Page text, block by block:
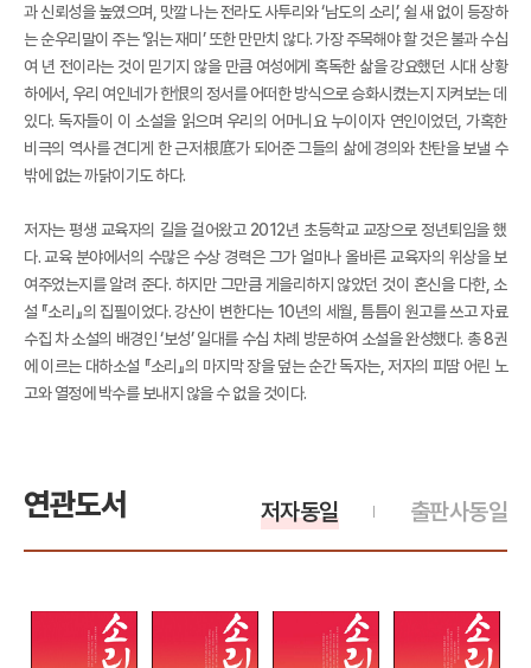
과 신뢰성을 높였으며, 맛깔 나는 전라도 사투리와 ‘남도의 소리’, 쉴 새 없이 등장하
는 순우리말이 주는 ‘읽는 재미’ 또한 만만치 않다. 가장 주목해야 할 것은 불과 수십
여 년 전이라는 것이 믿기지 않을 만큼 여성에게 혹독한 삶을 강요했던 시대 상황
하에서, 우리 여인네가 한恨의 정서를 어떠한 방식으로 승화시켰는지 지켜보는 데
있다. 독자들이 이 소설을 읽으며 우리의 어머니요 누이이자 연인이었던, 가혹한
비극의 역사를 견디게 한 근저根底가 되어준 그들의 삶에 경의와 찬탄을 보낼 수
밖에 없는 까닭이기도 하다.
저자는 평생 교육자의 길을 걸어왔고 2012년 초등학교 교장으로 정년퇴임을 했
다. 교육 분야에서의 수많은 수상 경력은 그가 얼마나 올바른 교육자의 위상을 보
여주었는지를 알려 준다. 하지만 그만큼 게을리하지 않았던 것이 혼신을 다한, 소
설 『소리』의 집필이었다. 강산이 변한다는 10년의 세월, 틈틈이 원고를 쓰고 자료
수집 차 소설의 배경인 ‘보성’ 일대를 수십 차례 방문하여 소설을 완성했다. 총 8권
에 이르는 대하소설 『소리』의 마지막 장을 덮는 순간 독자는, 저자의 피땀 어린 노
고와 열정에 박수를 보내지 않을 수 없을 것이다.
연관도서 출판사동일
저자동일